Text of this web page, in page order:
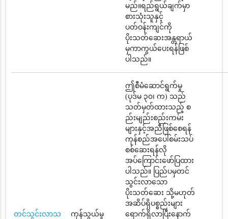
မည်။ရည်ရွယ်ချက်မှာ
စားသုံးသူနှင့်
ပတ်ဝန်းကျင်ကို
ပိုးသတ်ဆေးအန္တရာယ်
မှကာကွယ်ပေးရန်ဖြစ်
ပါသည်။
တင်သွင်းလာသ
ကုန်သွယ်မှု
ဤစီမံဆောင်ရွက်မှု
(ပုဒ်မ ၃၀၊ က) သည်
သတ်မှတ်ထားသည့် စ
ည်းမျည်းစည်းကမ်း
များနှင့်အညီဖြစ်စေရန်
ကုန်စည်အပေါ်စမ်းသပ်
စစ်ဆေးရန်လို
အပ်ကြောင်းဖော်ပြထား
ပါသည်။ ပြည်ပမှတင်
သွင်းလာသော
ပိုးသတ်ဆေး သို့မဟုတ်
အဆိပ်ရှိပစ္စည်းများ
ရောက်ရှိလာပြီးနောက်